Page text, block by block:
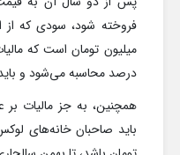
درصد محاسبه می‌شود و باید ۱۴۸ میلیون تومان مالیات
همچنین، به جز مالیات